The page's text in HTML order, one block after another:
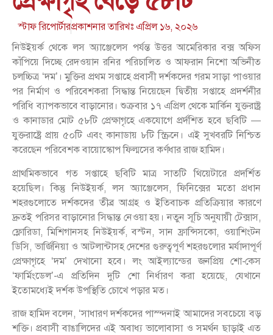
স্টাফ রিপোর্টারপ্রকাশনার তারিখঃএপ্রিল ১৬, ২০২৬
নিউইয়র্ক থেকে লস অ্যাঞ্জেলেস পর্যন্ত উত্তর আমেরিকার বক্স অফিস
কাঁপিয়ে দিচ্ছে রেদওয়ান রনির পরিচালিত ও আফরান নিশো অভিনীত
চলচ্চিত্র ‘দম’। মুক্তির প্রথম সপ্তাহে প্রবাসী দর্শকদের গরম সাড়া পাওয়ার
পর নির্মাণ ও পরিবেশকরা সিদ্ধান্ত নিয়েছেন দ্বিতীয় সপ্তাহে প্রদর্শনীর
পরিধি ব্যাপকভাবে বাড়ানোর। শুক্রবার ১৭ এপ্রিল থেকে মার্কিন যুক্তরাষ্ট্র
ও কানাডার মোট ৫৮টি প্রেক্ষাগৃহে একযোগে প্রর্দশিত হবে ছবিটি —
যুক্তরাষ্ট্রে প্রায় ৫০টি এবং কানাডায় ৮টি স্ক্রিনে। এই সুখবরটি নিশ্চিত
করেছেন পরিবেশক বায়োস্কোপ ফিল্মসের কর্ণধার রাজ হামিদ।
প্রাথমিকভাবে গত সপ্তাহে ছবিটি মাত্র সাতটি থিয়েটারে প্রদর্শিত
হয়েছিল। কিন্তু নিউইয়র্ক, লস অ্যাঞ্জেলেস, ফিনিক্সের মতো প্রধান
শহরগুলোতে দর্শকদের তীব্র আগ্রহ ও ইতিবাচক প্রতিক্রিয়ার কারণে
দ্রুতই পরিসর বাড়ানোর সিদ্ধান্ত নেওয়া হয়। নতুন সূচি অনুযায়ী টেক্সাস,
ফ্লোরিডা, মিশিগানসহ নিউইয়র্ক, বস্টন, সান ফ্রান্সিসকো, ওয়াশিংটন
ডিসি, ভার্জিনিয়া ও আটলান্টাসহ দেশের গুরুত্বপূর্ণ শহরগুলোর মর্যাদাপূর্ণ
প্রেক্ষাগৃহে ‘দম’ দেখানো হবে। লং আইল্যান্ডের জনপ্রিয় শো-কেস
‘ফার্মিংডেল’-এ প্রতিদিন দুটি শো নির্ধারণ করা হয়েছে, যেখানে
ইতোমধ্যেই দর্শক উপস্থিতি চোখে পড়ার মত।
রাজ হামিদ বলেন, ‘সাধারণ দর্শকদের পাস্ন্দনাই আমাদের সবচেয়ে বড়
শক্তি। প্রবাসী বাঙালিদের এই অবাধ্য ভালোবাসা ও সমর্থন ছাড়াই এত